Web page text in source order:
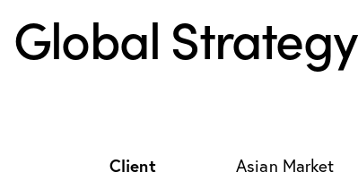
Global Strategy
Client
Asian Market